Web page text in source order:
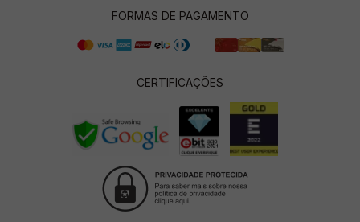
FORMAS DE PAGAMENTO
CERTIFICAÇÕES